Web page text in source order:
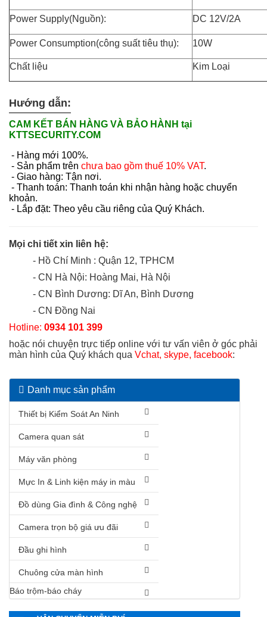
Danh mục sản phẩm
Thiết bị Kiểm Soát An Ninh
Camera quan sát
Máy văn phòng
Mực In & Linh kiện máy in màu
Đồ dùng Gia đình & Công nghệ
Camera trọn bộ giá ưu đãi
Đầu ghi hình
Chuông cửa màn hình
Báo trộm-báo cháy
Power Supply(Nguồn): DC 12V/2A
Power Consumption(công suất tiêu thụ): 10W
Chất liệu Kim Loại
Hướng dẫn:
CAM KẾT BÁN HÀNG VÀ BẢO HÀNH tại
KTTSECURITY.COM
- Hàng mới 100%.
- Sản phẩm trên chưa bao gồm thuế 10% VAT.
- Giao hàng: Tận nơi.
- Thanh toán: Thanh toán khi nhận hàng hoặc chuyển
khoản.
- Lắp đặt: Theo yêu cầu riêng của Quý Khách.
Mọi chi tiết xin liên hệ:
- Hồ Chí Minh : Quận 12, TPHCM
- CN Hà Nội: Hoàng Mai, Hà Nội
- CN Bình Dương: Dĩ An, Bình Dương
- CN Đồng Nai
Hotline: 0934 101 399
hoặc nói chuyện trực tiếp online với tư vấn viên ở góc phải
màn hình của Quý khách qua Vchat, skype, facebook: